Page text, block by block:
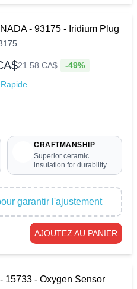
- 93175 - Iridium Plug
21.58CA$ -49%
CRAFTMANSHIP
Superior ceramic
insulation for durability
garantir l'ajustement
AJOUTEZ AU PANIER
15733 - Oxygen Sensor